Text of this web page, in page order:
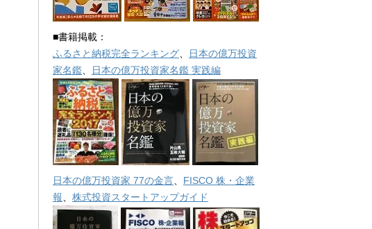
■書籍掲載：
ふるさと納税完全ランキング、
日本の億万投資
家名鑑、 日本の億万投資家名鑑 実践編
日本の億万投資家 77の金言、 FISCO 株・企業
報、 株式投資スタートアップガイド